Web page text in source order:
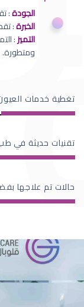
الجودة:
الخبرة:
التميز:
ومتطورة.
تغطية خدمات
تقنيات حديثة في
حالات تم علاجها